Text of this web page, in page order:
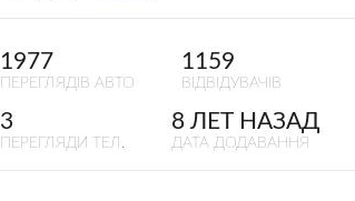
1977
ПЕРЕГЛЯДІВ АВТО
1159
ВІДВІДУВАЧІВ
3
ПЕРЕГЛЯДИ ТЕЛ.
8 ЛЕТ НАЗАД
ДАТА ДОДАВАННЯ